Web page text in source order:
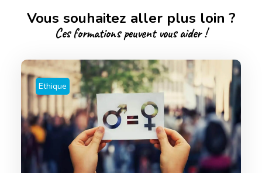
Vous souhaitez aller plus loin ?
Ces formations peuvent vous aider !
Ethique